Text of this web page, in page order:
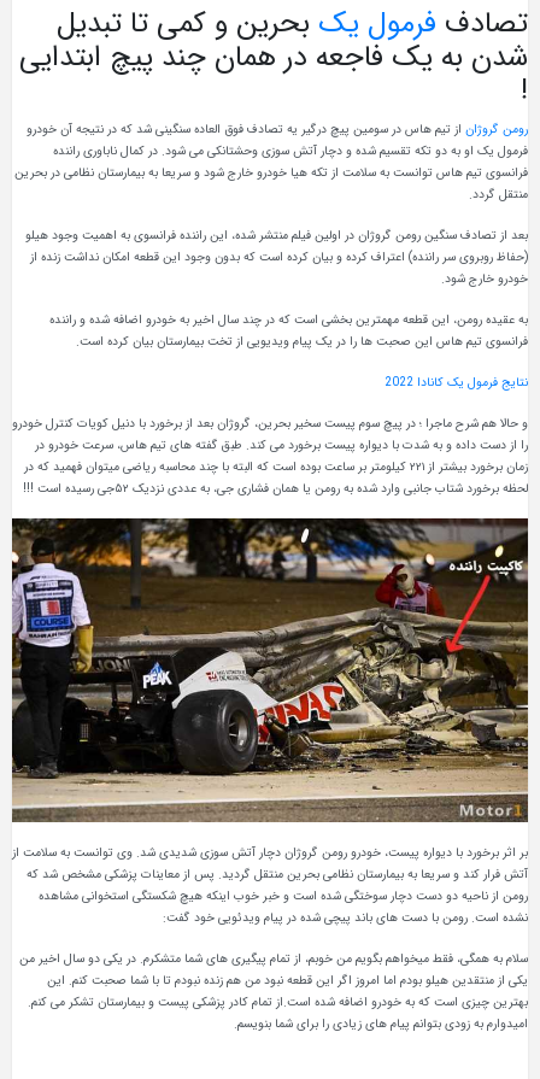
تصادف فرمول یک بحرین و کمی تا تبدیل
شدن به یک فاجعه در همان چند پیچ ابتدایی
!
رومن گروژان از تیم هاس در سومین پیچ درگیر یه تصادف فوق العاده سنگینی شد که در نتیجه آن خودرو
فرمول یک او به دو تکه تقسیم شده و دچار آتش سوزی وحشتانکی می شود. در کمال ناباوری راننده
فرانسوی تیم هاس توانست به سلامت از تکه هیا خودرو خارج شود و سریعا به بیمارستان نظامی در بحرین
منتقل گردد.
بعد از تصادف سنگین رومن گروژان در اولین فیلم منتشر شده، این راننده فرانسوی به اهمیت وجود هیلو
(حفاظ روبروی سر راننده) اعتراف کرده و بیان کرده است که بدون وجود این قطعه امکان نداشت زنده از
خودرو خارج شود.
به عقیده رومن، این قطعه مهمترین بخشی است که در چند سال اخیر به خودرو اضافه شده و راننده
فرانسوی تیم هاس این صحبت ها را در یک پیام ویدیویی از تخت بیمارستان بیان کرده است.
نتایج فرمول یک کانادا 2022
و حالا هم شرح ماجرا ؛ در پیچ سوم پیست سخیر بحرین، گروژان بعد از برخورد با دنیل کویات کنترل خودرو
را از دست داده و به شدت با دیواره پیست برخورد می کند. طبق گفته های تیم هاس، سرعت خودرو در
زمان برخورد بیشتر از ۲۲۱ کیلومتر بر ساعت بوده است که البته با چند محاسبه ریاضی میتوان فهمید که در
لحظه برخورد شتاب جانبی وارد شده به رومن یا همان فشاری جی، به عددی نزدیک ۵۲جی رسیده است !!!
بر اثر برخورد با دیواره پیست، خودرو رومن گروژان دچار آتش سوزی شدیدی شد. وی توانست به سلامت از
آتش فرار کند و سریعا به بیمارستان نظامی بحرین منتقل گردید. پس از معاینات پزشکی مشخص شد که
رومن از ناحیه دو دست دچار سوختگی شده است و خبر خوب اینکه هیچ شکستگی استخوانی مشاهده
نشده است. رومن با دست های باند پیچی شده در پیام ویدئویی خود گفت:
سلام به همگی، فقط میخواهم بگویم من خوبم، از تمام پیگیری های شما متشکرم. در یکی دو سال اخیر من
یکی از منتقدین هیلو بودم اما امروز اگر این قطعه نبود من هم زنده نبودم تا با شما صحبت کنم. این
بهترین چیزی است که به خودرو اضافه شده است.از تمام کادر پزشکی پیست و بیمارستان تشکر می کنم.
امیدوارم به زودی بتوانم پیام های زیادی را برای شما بنویسم.